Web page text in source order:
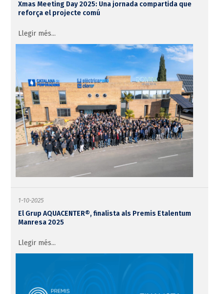
Xmas Meeting Day 2025: Una jornada compartida que
reforça el projecte comú
Llegir més...
1-10-2025
El Grup AQUACENTER®, finalista als Premis Etalentum
Manresa 2025
Llegir més...